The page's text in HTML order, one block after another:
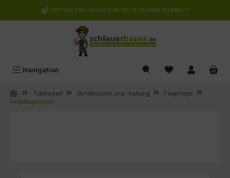
springen KOSTENLOSER VERSAND AB 150,- € (AUSSER SPERRGUT)
Navigation
Tierbedarf Rinderzucht und -haltung
Fellpflege
Fellpflegemittel